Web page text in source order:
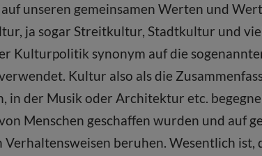
unseren gemeinsamen Werten und
ja sogar Streitkultur, Stadtkultur und
Kulturpolitik synonym auf die
Kultur also als die
in der Musik oder Architektur etc.
Menschen geschaffen wurden und auf
beruhen. Wesentlich ist,